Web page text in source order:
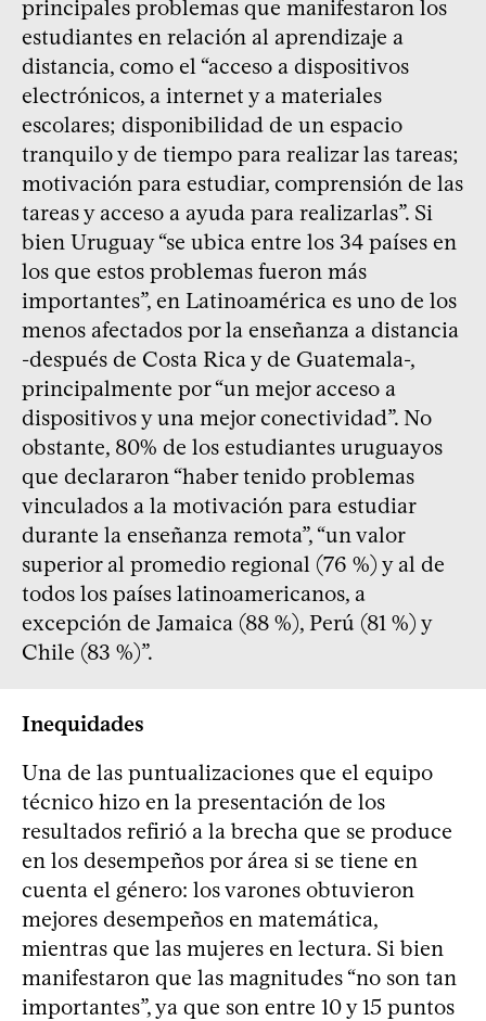
principales problemas que manifestaron los
estudiantes en relación al aprendizaje a
distancia, como el “acceso a dispositivos
electrónicos, a internet y a materiales
escolares; disponibilidad de un espacio
tranquilo y de tiempo para realizar las tareas;
motivación para estudiar, comprensión de las
tareas y acceso a ayuda para realizarlas”. Si
bien Uruguay “se ubica entre los 34 países en
los que estos problemas fueron más
importantes”, en Latinoamérica es uno de los
menos afectados por la enseñanza a distancia
-después de Costa Rica y de Guatemala-,
principalmente por “un mejor acceso a
dispositivos y una mejor conectividad”. No
obstante, 80% de los estudiantes uruguayos
que declararon “haber tenido problemas
vinculados a la motivación para estudiar
durante la enseñanza remota”, “un valor
superior al promedio regional (76 %) y al de
todos los países latinoamericanos, a
excepción de Jamaica (88 %), Perú (81 %) y
Chile (83 %)”.
Inequidades
Una de las puntualizaciones que el equipo
técnico hizo en la presentación de los
resultados refirió a la brecha que se produce
en los desempeños por área si se tiene en
cuenta el género: los varones obtuvieron
mejores desempeños en matemática,
mientras que las mujeres en lectura. Si bien
manifestaron que las magnitudes “no son tan
importantes”, ya que son entre 10 y 15 puntos